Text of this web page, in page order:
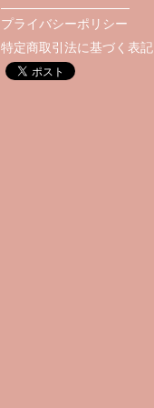
プライバシーポリシー
特定商取引法に基づく表記